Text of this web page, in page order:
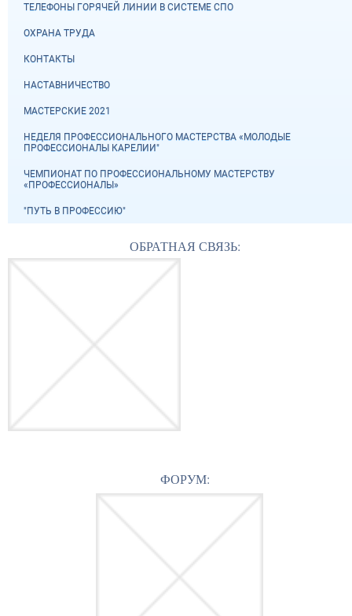
ТЕЛЕФОНЫ ГОРЯЧЕЙ ЛИНИИ В СИСТЕМЕ СПО
ОХРАНА ТРУДА
КОНТАКТЫ
НАСТАВНИЧЕСТВО
МАСТЕРСКИЕ 2021
НЕДЕЛЯ ПРОФЕССИОНАЛЬНОГО МАСТЕРСТВА «МОЛОДЫЕ
ПРОФЕССИОНАЛЫ КАРЕЛИИ"
ЧЕМПИОНАТ ПО ПРОФЕССИОНАЛЬНОМУ МАСТЕРСТВУ
«ПРОФЕССИОНАЛЫ»
"ПУТЬ В ПРОФЕССИЮ"
ОБРАТНАЯ СВЯЗЬ:
ФОРУМ: